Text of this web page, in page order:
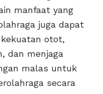
manfaat yang
juga dapat
otot,
dan menjaga
malas untuk
secara